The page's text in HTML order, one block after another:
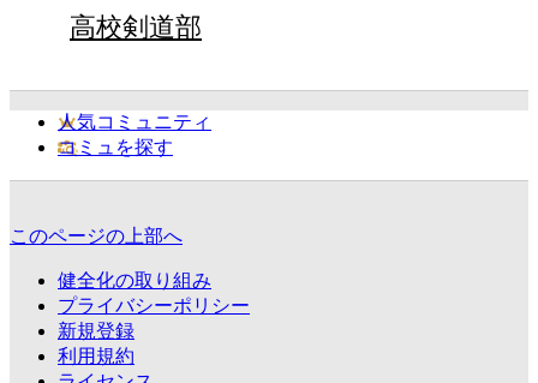
高校剣道部
人気コミュニティ
コミュを探す
このページの上部へ
健全化の取り組み
プライバシーポリシー
新規登録
利用規約